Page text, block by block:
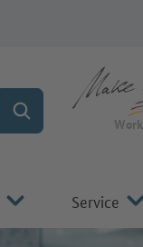
Search To the
Service